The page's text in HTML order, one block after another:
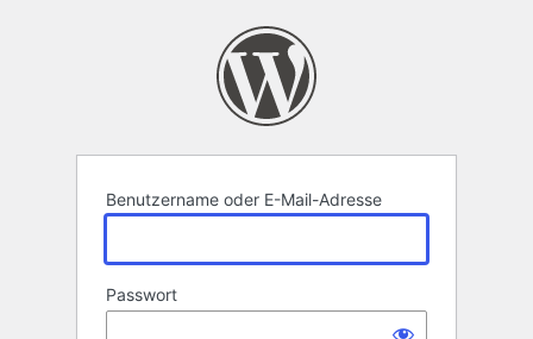
Benutzername oder E-Mail-Adresse
Passwort